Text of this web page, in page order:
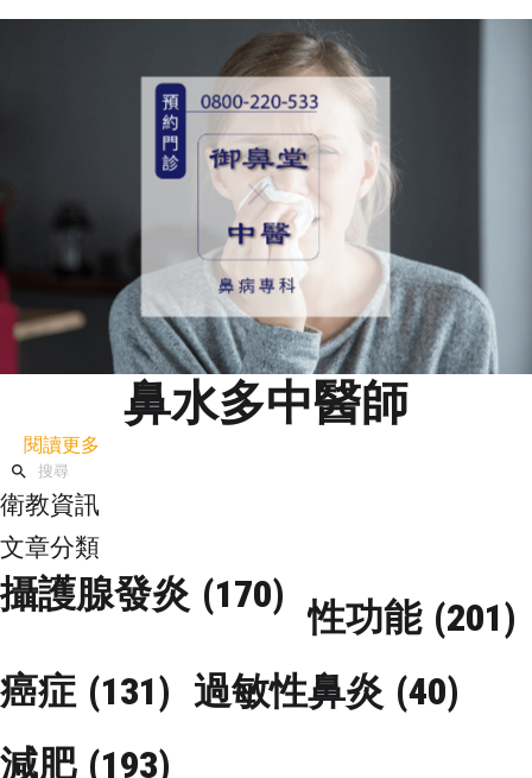
鼻水多中醫師
閱讀更多
衛教資訊
文章分類
攝護腺發炎 (170)
性功能 (201)
癌症 (131) 過敏性鼻炎 (40)
減肥 (193)